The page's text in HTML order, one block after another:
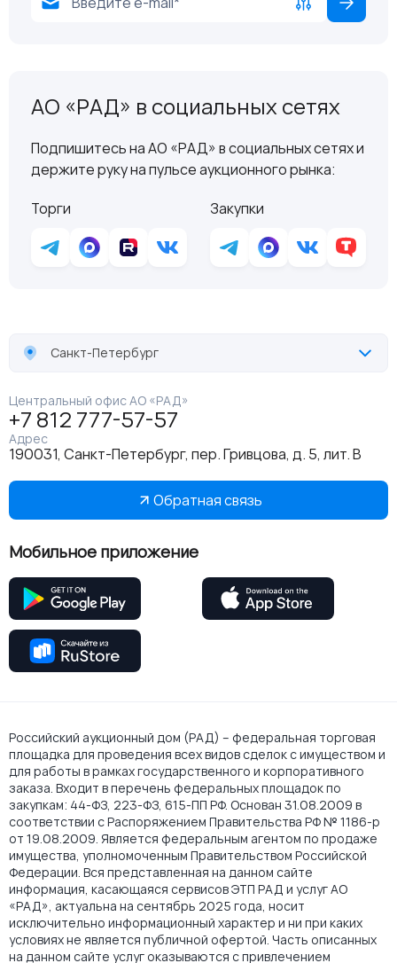
АО «РАД» в социальных сетях
Подпишитесь на АО «РАД» в социальных сетях и
держите руку на пульсе аукционного рынка:
Торги
Закупки
Санкт-Петербург
Центральный офис АО «РАД»
+7 812 777-57-57
Адрес
190031, Санкт-Петербург, пер. Гривцова, д. 5, лит. В
Обратная связь
Мобильное приложение
Российский аукционный дом (РАД) – федеральная торговая
площадка для проведения всех видов сделок с имуществом и
для работы в рамках государственного и корпоративного
заказа. Входит в перечень федеральных площадок по
закупкам: 44-ФЗ, 223-ФЗ, 615-ПП РФ. Основан 31.08.2009 в
соответствии с Распоряжением Правительства РФ № 1186-р
от 19.08.2009. Является федеральным агентом по продаже
имущества, уполномоченным Правительством Российской
Федерации. Вся представленная на данном сайте
информация, касающаяся сервисов ЭТП РАД и услуг АО
«РАД», актуальна на сентябрь 2025 года, носит
исключительно информационный характер и ни при каких
условиях не является публичной офертой. Часть описанных
на данном сайте услуг оказываются с привлечением